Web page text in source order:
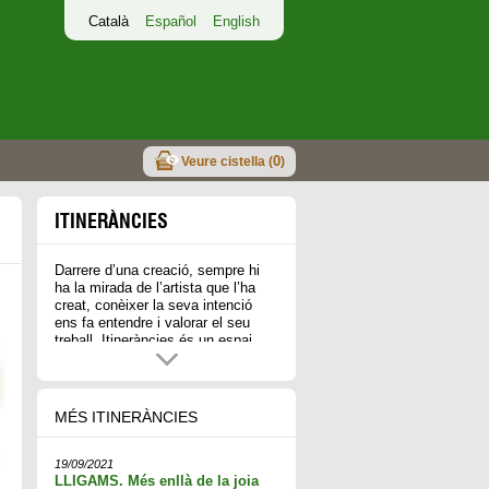
Català Español English
Veure cistella (0)
ITINERÀNCIES
Darrere d’una creació, sempre hi
ha la mirada de l’artista que l’ha
creat, conèixer la seva intenció
ens fa entendre i valorar el seu
treball. Itineràncies és un espai
online/offline, que dona cabuda a
d’anar més enllà de lo establert.
Itineràncies presenta
complerta de l'obra dels artistes de
la galeria per conèixer tant la seva
MÉS ITINERÀNCIES
19/09/2021
LLIGAMS. Més enllà de la joia